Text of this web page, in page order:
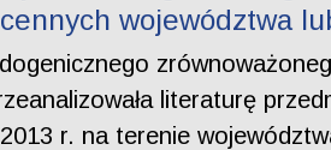
województwa
literaturę
r. na terenie